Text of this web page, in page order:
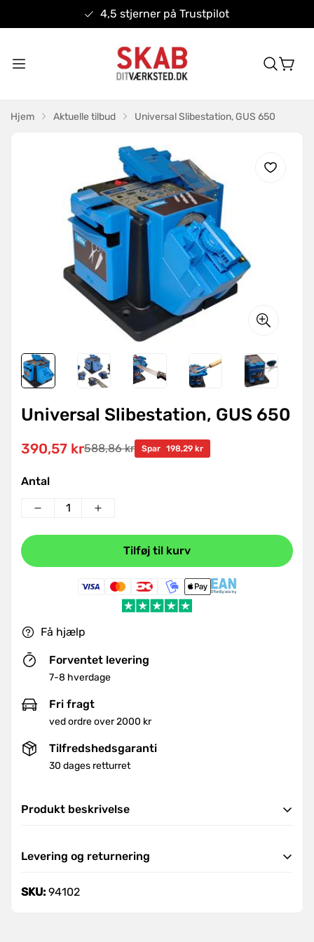
4,5 stjerner på Trustpilot
Hjem Aktuelle tilbud Universal Slibestation, GUS 650
Universal Slibestation, GUS 650
Udsalgspris
390,57 kr
Normal
pris
588,86 kr Spar 198,29 kr
Antal
Tilføj til kurv
Få hjælp
Forventet levering
7-8 hverdage
Fri fragt
ved ordre over 2000 kr
Tilfredshedsgaranti
30 dages retturret
Produkt beskrivelse
Levering og returnering
Levering
SKU: 94102